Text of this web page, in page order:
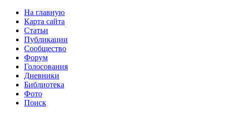
На главную
Карта сайта
Статьи
Публикации
Сообщество
Форум
Голосования
Дневники
Библиотека
Фото
Поиск